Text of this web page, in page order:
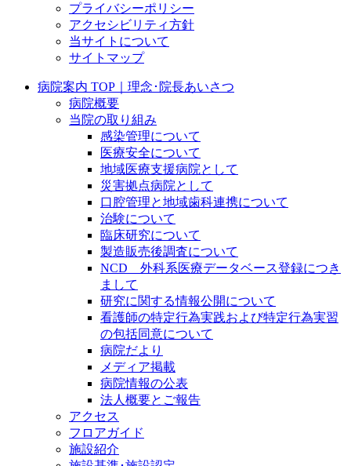
プライバシーポリシー
アクセシビリティ方針
当サイトについて
サイトマップ
病院案内 TOP｜理念･院長あいさつ
病院概要
当院の取り組み
感染管理について
医療安全について
地域医療支援病院として
災害拠点病院として
口腔管理と地域歯科連携について
治験について
臨床研究について
製造販売後調査について
NCD 外科系医療データベース登録につき
まして
研究に関する情報公開について
看護師の特定行為実践および特定行為実習
の包括同意について
病院だより
メディア掲載
病院情報の公表
法人概要とご報告
アクセス
フロアガイド
施設紹介